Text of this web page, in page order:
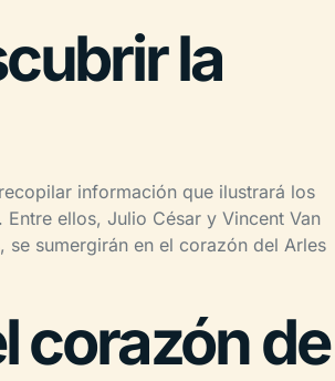
la
información que ilustrará los
ellos, Julio César y Vincent Van
se sumergirán en el corazón del Arles
corazón de